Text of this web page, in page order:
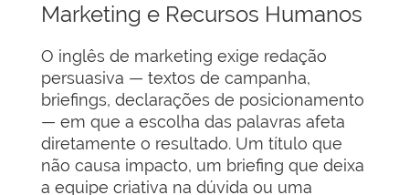
Marketing e Recursos Humanos
O inglês de marketing exige redação
persuasiva — textos de campanha,
briefings, declarações de posicionamento
— em que a escolha das palavras afeta
diretamente o resultado. Um título que
não causa impacto, um briefing que deixa
a equipe criativa na dúvida ou uma